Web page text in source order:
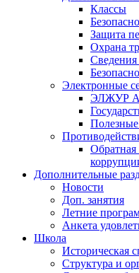
Классы
Защита
Охрана
Сведения
Электронные
ЭЛЖУР
Обратная
Дополнительные
Новости
Доп. занятия
Летние
Анкета
Школа
Историческая
Структура и